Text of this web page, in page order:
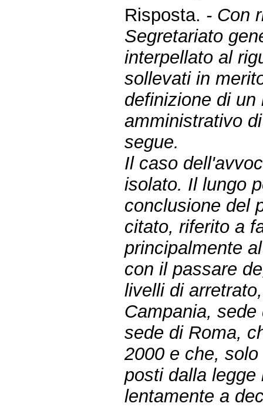
Risposta. - Con
Segretariato
interpellato al
sollevati in
definizione di
amministrativo
segue.
Il caso
isolato. Il lungo
conclusione del
citato, riferito a
principalmente
con il passare
livelli di
Campania,
sede di Roma,
2000 e che,
posti dalla
lentamente a